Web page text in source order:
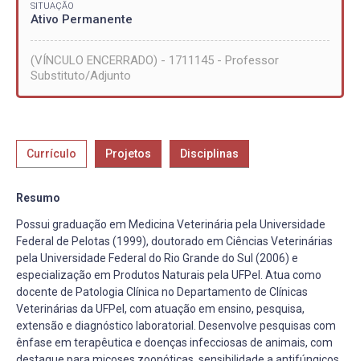
SITUAÇÃO
Ativo Permanente
(VÍNCULO ENCERRADO) - 1711145 - Professor
Substituto/Adjunto
Currículo Projetos Disciplinas
Resumo
Possui graduação em Medicina Veterinária pela Universidade
Federal de Pelotas (1999), doutorado em Ciências Veterinárias
pela Universidade Federal do Rio Grande do Sul (2006) e
especialização em Produtos Naturais pela UFPel. Atua como
docente de Patologia Clínica no Departamento de Clínicas
Veterinárias da UFPel, com atuação em ensino, pesquisa,
extensão e diagnóstico laboratorial. Desenvolve pesquisas com
ênfase em terapêutica e doenças infecciosas de animais, com